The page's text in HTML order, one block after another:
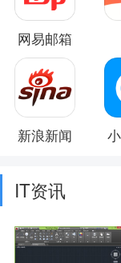
网易邮箱
新浪新闻
IT资讯